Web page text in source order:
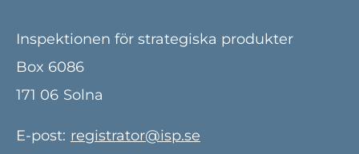
Inspektionen för strategiska produkter
Box 6086
171 06 Solna
E-post: registrator@isp.se